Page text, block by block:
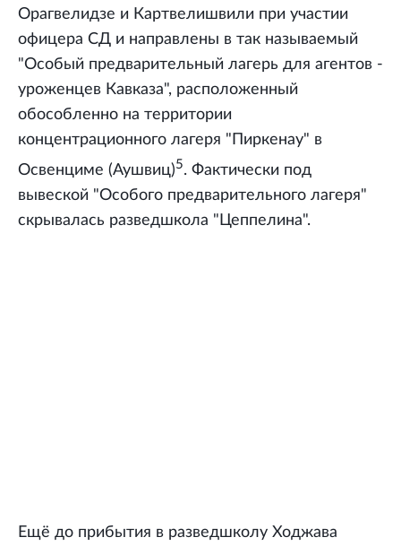
Орагвелидзе и Картвелишвили при участии
офицера СД и направлены в так называемый
"Особый предварительный лагерь для агентов -
уроженцев Кавказа", расположенный
обособленно на территории
концентрационного лагеря "Пиркенау" в
Освенциме (Аушвиц)5. Фактически под
вывеской "Особого предварительного лагеря"
скрывалась разведшкола "Цеппелина".
Ещё до прибытия в разведшколу Ходжава